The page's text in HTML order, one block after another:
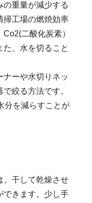
の重量が減少する
掃工場の燃焼効率
二酸化炭素）
、水を切ること
ーや水切りネッ
絞る方法です。
分を減らすことが
干して乾燥させ
できます。少し手